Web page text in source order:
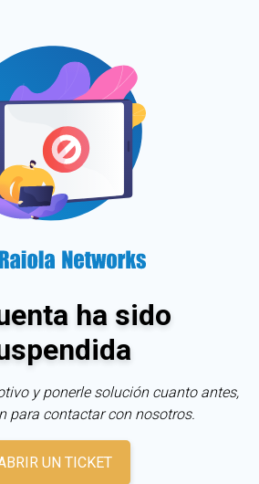
ha sido
y ponerle solución cuanto antes,
para contactar con nosotros.
UN TICKET